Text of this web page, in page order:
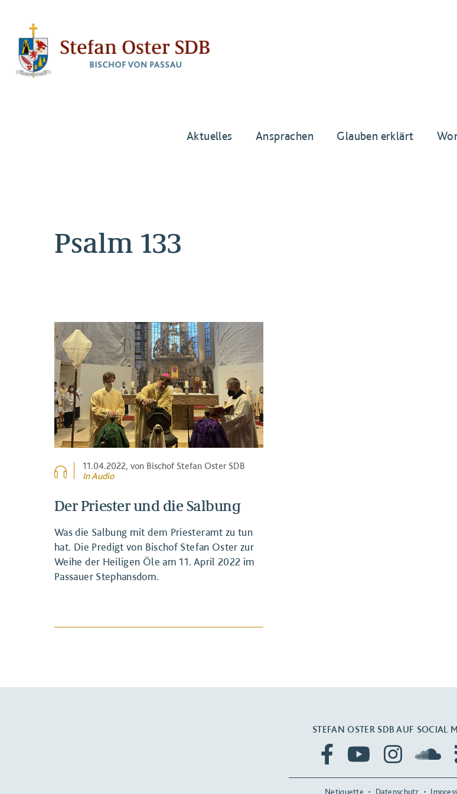
Aktuelles Ansprachen Glauben erklärt
Psalm 133
11.04.2022, von Bischof Stefan Oster SDB
In Audio
Der Priester und die Salbung
Was die Salbung mit dem Priesteramt zu tun
hat. Die Predigt von Bischof Stefan Oster zur
Weihe der Heiligen Öle am 11. April 2022 im
Passauer Stephansdom.
STEFAN OSTER SDB AUF SOCIAL
Netiquette Datenschutz